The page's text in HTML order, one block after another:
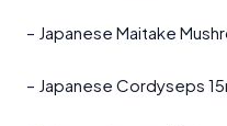
– Japanese Maitake
– Japanese Cordyseps